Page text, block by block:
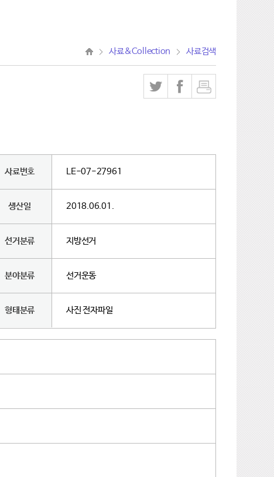
사료&Collection 사료검색
사료번호 LE-07-27961
생산일 2018.06.01.
선거분류 지방선거
분야분류 선거운동
형태분류 사진 전자파일